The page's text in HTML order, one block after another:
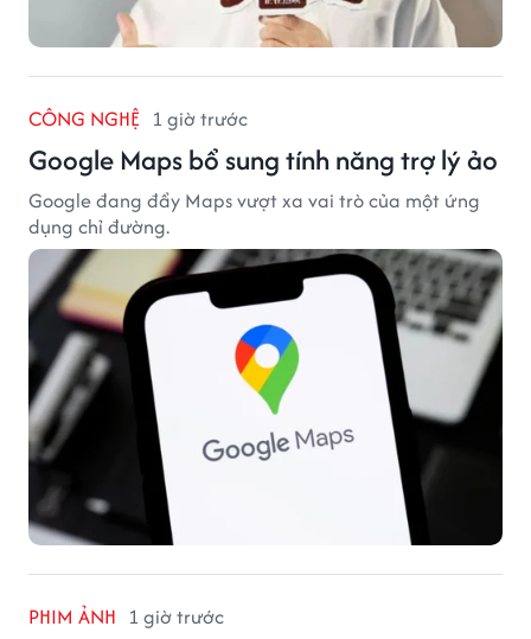
CÔNG NGHỆ 1 giờ trước
Google Maps bổ sung tính năng trợ lý ảo
Google đang đẩy Maps vượt xa vai trò của một ứng
dụng chỉ đường.
PHIM ẢNH 1 giờ trước